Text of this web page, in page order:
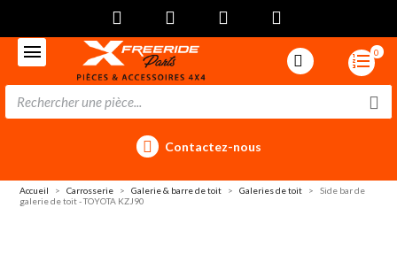
0
Contactez-nous
Accueil Carrosserie Galerie & barre de toit Galeries de toit
Side bar de
galerie de toit - TOYOTA KZJ90